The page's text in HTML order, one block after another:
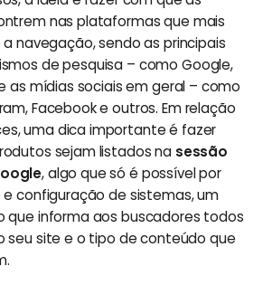
nas plataformas que mais
navegação, sendo as principais
de pesquisa – como Google,
as mídias sociais em geral – como
Facebook e outros. Em relação
uma dica importante é fazer
sejam listados na sessão
, algo que só é possível por
configuração de sistemas, um
que informa aos buscadores todos
seu site e o tipo de conteúdo que